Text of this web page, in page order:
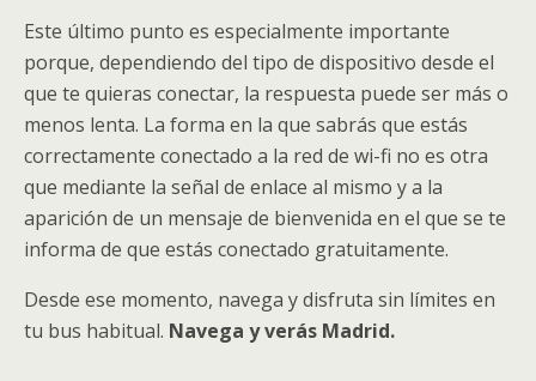
Este último punto es especialmente importante
porque, dependiendo del tipo de dispositivo desde el
que te quieras conectar, la respuesta puede ser más o
menos lenta. La forma en la que sabrás que estás
correctamente conectado a la red de wi-fi no es otra
que mediante la señal de enlace al mismo y a la
aparición de un mensaje de bienvenida en el que se te
informa de que estás conectado gratuitamente.
Desde ese momento, navega y disfruta sin límites en
tu bus habitual. Navega y verás Madrid.